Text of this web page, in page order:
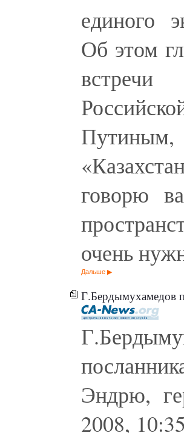
единого
Об этом
говорю
очень
Дальше
Г.Бердымухамедов принял
Эндрю,
2008,